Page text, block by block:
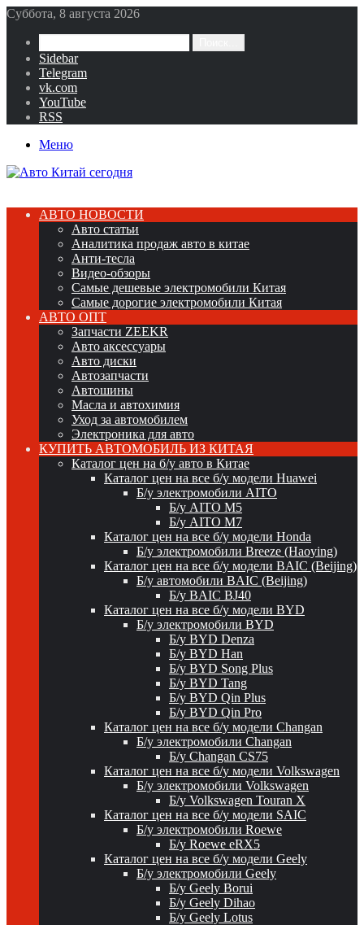
Суббота, 8 августа 2026
Sidebar
Telegram
vk.com
YouTube
RSS
Меню
АВТО НОВОСТИ
Авто статьи
Аналитика продаж авто в китае
Анти-тесла
Видео-обзоры
Самые дешевые электромобили Китая
Самые дорогие электромобили Китая
АВТО ОПТ
Запчасти ZEEKR
Авто аксессуары
Авто диски
Автозапчасти
Автошины
Масла и автохимия
Уход за автомобилем
Электроника для авто
КУПИТЬ АВТОМОБИЛЬ ИЗ КИТАЯ
Каталог цен на б/у авто в Китае
Каталог цен на все б/у модели Huawei
Б/у электромобили AITO
Б/у AITO M5
Б/у AITO M7
Каталог цен на все б/у модели Honda
Б/у электромобили Breeze (Haoying)
Каталог цен на все б/у модели BAIC (Beijing)
Б/у автомобили BAIC (Beijing)
Б/у BAIC BJ40
Каталог цен на все б/у модели BYD
Б/у электромобили BYD
Б/у BYD Denza
Б/у BYD Han
Б/у BYD Song Plus
Б/у BYD Tang
Б/у BYD Qin Plus
Б/у BYD Qin Pro
Каталог цен на все б/у модели Changan
Б/у электромобили Changan
Б/у Changan CS75
Каталог цен на все б/у модели Volkswagen
Б/у электромобили Volkswagen
Б/у Volkswagen Touran X
Каталог цен на все б/у модели SAIC
Б/у электромобили Roewe
Б/у Roewe eRX5
Каталог цен на все б/у модели Geely
Б/у электромобили Geely
Б/у Geely Borui
Б/у Geely Dihao
Б/у Geely Lotus